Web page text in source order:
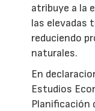
atribuye a la
las elevadas
reduciendo
naturales.
En
Estudios
Planificación